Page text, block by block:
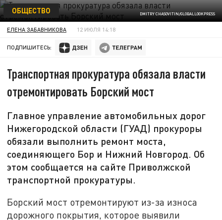
DMITRY CHASOVITIN/GLOBALLOOKPRESS
ОБЩЕСТВО
ЕЛЕНА ЗАБАВНИКОВА 12 ИЮЛЯ 14:18
ПОДПИШИТЕСЬ:
Транспортная прокуратура обязала власти
отремонтировать Борский мост
Главное управление автомобильных дорог
Нижегородской области (ГУАД) прокуроры
обязали выполнить ремонт моста,
соединяющего Бор и Нижний Новгород. Об
этом сообщается на сайте Приволжской
транспортной прокуратуры.
Борский мост отремонтируют из-за износа
дорожного покрытия, которое выявили